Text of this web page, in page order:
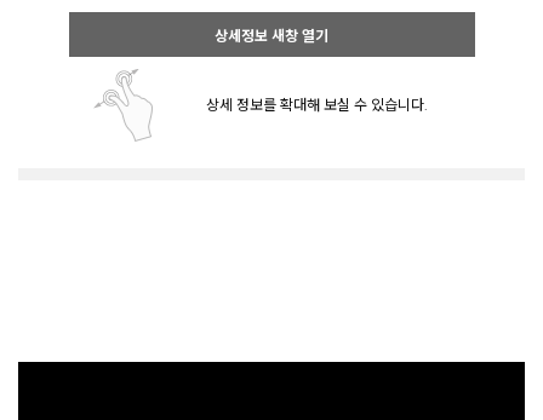
상세정보 새창 열기
상세 정보를 확대해 보실 수 있습니다.